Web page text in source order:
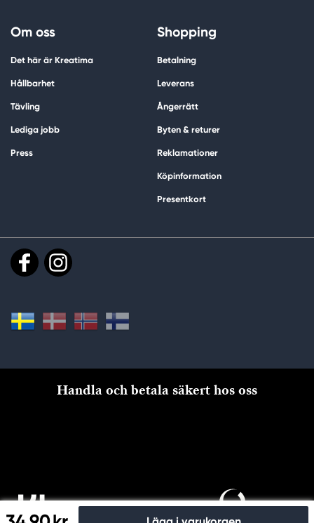
Om oss
Det här är Kreatima
Hållbarhet
Tävling
Lediga jobb
Press
Shopping
Betalning
Leverans
Ångerrätt
Byten & returer
Reklamationer
Köpinformation
Presentkort
Handla och betala säkert hos oss